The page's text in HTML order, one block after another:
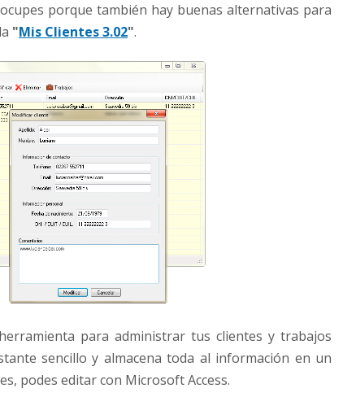
porque también hay buenas alternativas para
"Mis Clientes 3.02".
para administrar tus clientes y trabajos
sencillo y almacena toda al información en un
podes editar con Microsoft Access.